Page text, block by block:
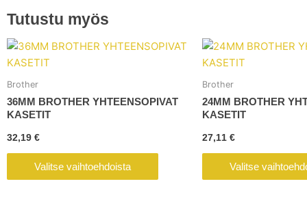
Tutustu myös
Brother
36MM BROTHER YHTEENSOPIVAT
KASETIT
32,19 €
Valitse vaihtoehdoista
Tällä
tuotteella
useampi
muunnelma.
tuotteen
Brother
24MM BROTHER
KASETIT
27,11 €
Valitse